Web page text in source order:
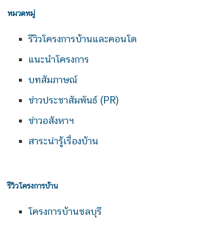
หมวดหมู่
รีวิวโครงการบ้านและคอนโด
แนะนำโครงการ
บทสัมภาษณ์
ข่าวประชาสัมพันธ์ (PR)
ข่าวอสังหาฯ
สาระน่ารู้เรื่องบ้าน
รีวิวโครงการบ้าน
โครงการบ้านชลบุรี